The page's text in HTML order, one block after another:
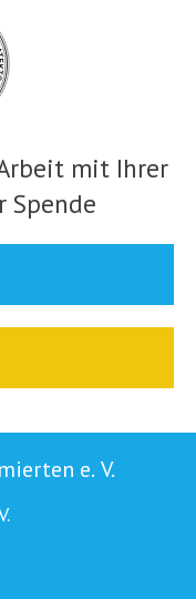
mit Ihrer
Spende
e. V.